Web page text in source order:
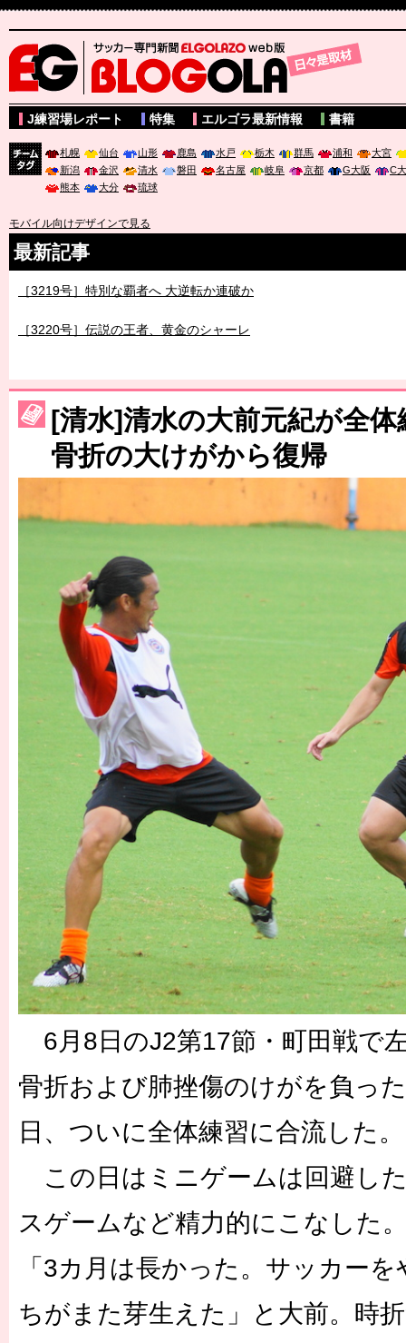
サッカー専門新聞ELGOLAZO web版 BLOGOLA
J練習場レポート 特集 エルゴラ最新情報 書籍
札幌 仙台 山形 鹿島 水戸 栃木 群馬 浦和
大宮
新潟
金沢 清水 磐田 名古屋 岐阜 京都 G大阪
C
熊本
大分 琉球
モバイル向けデザインで見る
最新記事
［3230号］世界一への夢は終わらない
［3223号］一丸。日本出陣
［3222号］史上最大のW杯開幕 注目は「個」
[清水]清水の大前元紀が全
骨折の大けがから復帰
6月8日のJ2第17節・町田戦で
骨折および肺挫傷のけがを負っ
日、ついに全体練習に合流した。
この日はミニゲームは回避し
スゲームなど精力的にこなした
「3カ月は長かった。サッカー
ちがまた芽生えた」と大前。時